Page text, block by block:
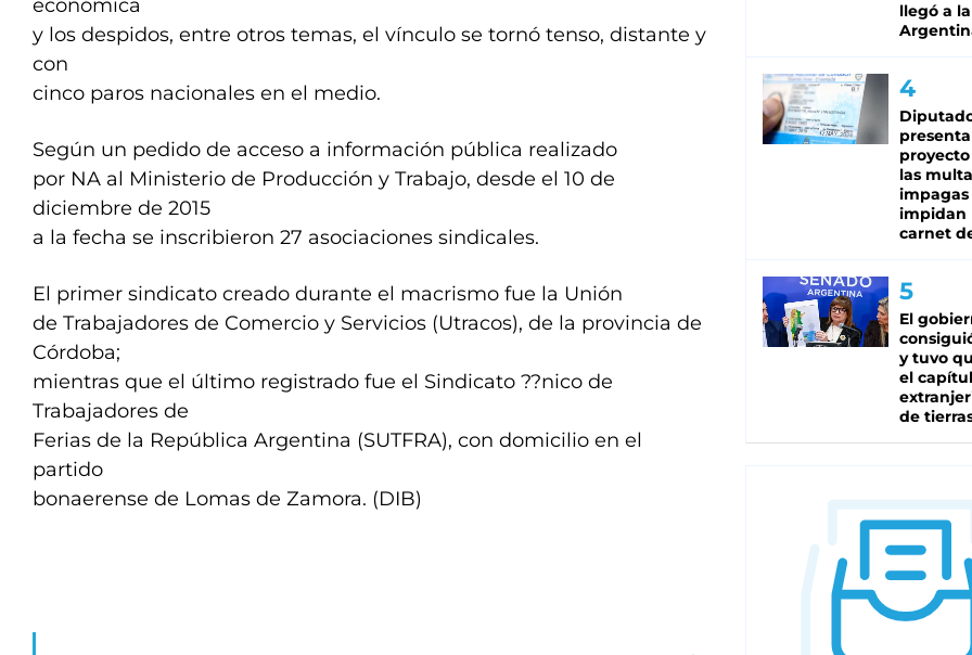
económica
y los despidos, entre otros temas, el vínculo se tornó tenso, distante y
con
cinco paros nacionales en el medio.
Según un pedido de acceso a información pública realizado
por NA al Ministerio de Producción y Trabajo, desde el 10 de
diciembre de 2015
a la fecha se inscribieron 27 asociaciones sindicales.
El primer sindicato creado durante el macrismo fue la Unión
de Trabajadores de Comercio y Servicios (Utracos), de la provincia de
Córdoba;
mientras que el último registrado fue el Sindicato ??nico de
Trabajadores de
Ferias de la República Argentina (SUTFRA), con domicilio en el
partido
bonaerense de Lomas de Zamora. (DIB)
llegó a la
las
impagas
impidan
carnet
El
y tuvo
el
de